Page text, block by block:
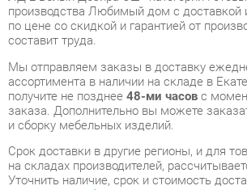
Мы отправляем заказы в доставку
ассортимента в наличии на складе в
получите не позднее48-ми часов с
заказа. Дополнительно вы можете
и сборку мебельных изделий.
Срок доставки в другие регионы, и для
на складах производителей,
Уточнить наличие, срок и стоимость
через формуобратной связи.
В любой момент до передачи заказа в
течение 7-ми дней после получения заказа
изменить выборили принять решение об